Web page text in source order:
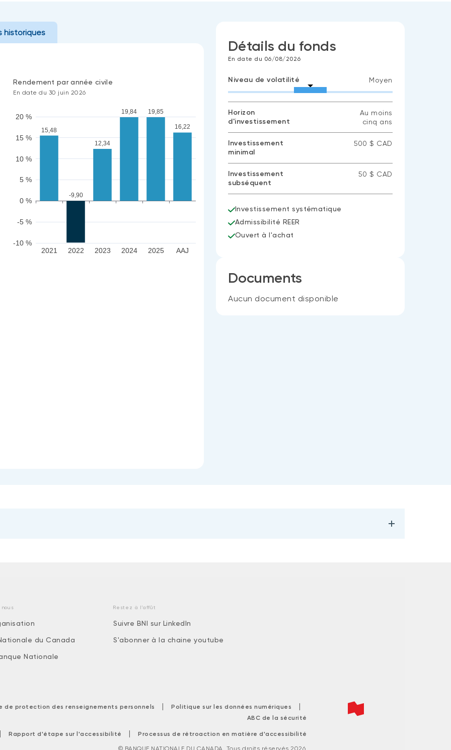
historiques
Rendement par année civile
En date du 30 juin 2026
-10 %
-5 %
0 %
5 %
10 %
15 %
20 %
2021 2022 2023 2024 2025 AAJ
15,48
-9,90
12,34
19,84 19,85
16,22
Détails du fonds
En date du 06/08/2026
Niveau de volatilité Moyen
Horizon
d'investissement
Au moins
cinq ans
Investissement
minimal
500 $ CAD
Investissement
subséquent
50 $ CAD
Investissement systématique
Admissibilité REER
Ouvert à l'achat
Documents
Aucun document disponible
du Canada
Nationale
Restez à l'affût
Suivre BNI sur LinkedIn
S'abonner à la chaine youtube
de protection des renseignements personnels | Politique sur les données numériques |
ABC de la sécurité
Rapport d'étape sur l'accessibilité | Processus de rétroaction en matière d'accessibilité
© BANQUE NATIONALE DU CANADA. Tous droits réservés 2026.